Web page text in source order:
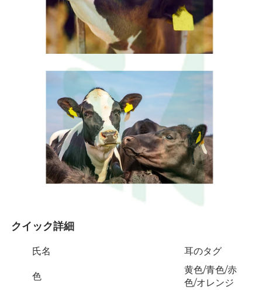
クイック詳細
氏名 耳のタグ
色
黄色/青色/赤
色/オレンジ